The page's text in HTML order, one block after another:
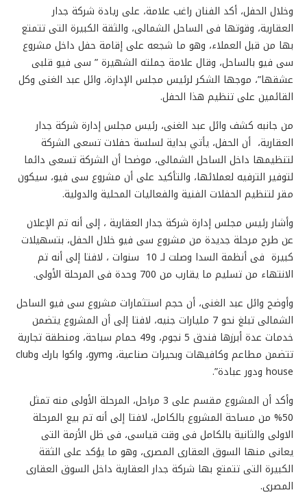
وخلال الحفل، أكد الفنان راغب علامة، على ريادة شركة جدار
العقارية، وقوتها فى الساحل الشمالى، والثقة الكبيرة التى تتمتع
بها من قبل العملاء، وهو ما شجعه على إقامة حفل داخل مشروع
سى فيو بالساحل، وقال علامة جملته الشهيرة ” سى فيو قلبى
عشقها”، موجها الشكر لرئيس مجلس الإدارة، وائل عبد الغنى وكل
القائمين على تنظيم هذا الحفل.
من جانبه كشف وائل عبد الغنى، رئيس مجلس إدارة شركة جدار
العقارية، أن الحفل، يأتي بداية لسلسة حفلات تسعى الشركة
لتنظيمها داخل الساحل الشمالى، موضحا أن الشركة تسعى دائما
لتوفير الترفيه لعملائها، والتأكيد على أن مشروع سى فيو، سيكون
مقر لتنظيم الحفلات الفنية والفعاليات المحلية والدولية.
وأشار رئيس مجلس إدارة شركة جدار العقارية ، إلى أنه تم الإعلان
عن طرح مرحلة جديدة من مشروع سى فيو خلال الحفل، بتسهيلات
كبيرة فى أنظمة السدا وصلت لـ 10 سنوات ، لافتا إلى أنه تم
الانتهاء من تسليم ما يقارب من 700 وحدة فى المرحلة الأولى.
وأوضح وائل عبد الغنى، أن حجم استثمارات مشروع سى فيو الساحل
الشمالى تبلغ نحو 7 مليارات جنيه، لافتا إلى أن المشروع يتضمن
خدمات عدة أبرزها فندق 5 نجوم، و49 حمام سباحة، ومنطقة تجارية
تتضمن مطاعم وكافيهات وبحيرات صناعية، وgym، واكوا بارك وclub
house ودور عبادة”.
وأكد أن المشروع مقسم على 3 مراحل، المرحلة الأولى منه تمثل
50% من مساحة المشروع بالكامل، لافتا إلى أنه تم بيع المرحلة
الاولى والثانية بالكامل فى وقت قياسى، فى ظل الأزمة التى
يعانى منها السوق العقارى المصرى، وهو ما يؤكد على الثقة
الكبيرة التى تتمتع بها شركة جدار العقارية داخل السوق العقارى
المصرى.